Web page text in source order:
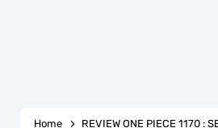
Home REVIEW ONE PIECE 1170 :